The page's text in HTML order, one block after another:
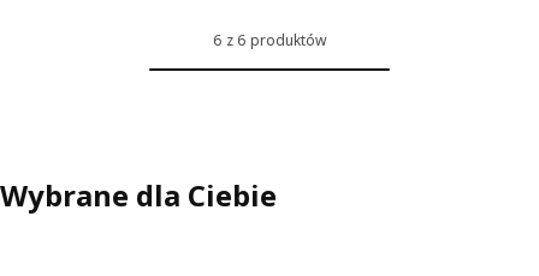
6 z 6 produktów
Wybrane dla Ciebie